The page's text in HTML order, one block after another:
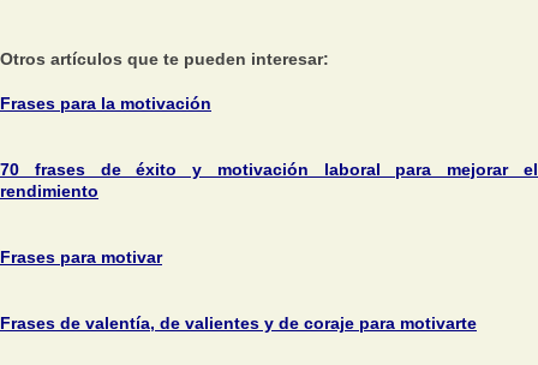
Otros artículos que te pueden interesar:
Frases para la motivación
70 frases de éxito y motivación laboral para mejorar el
rendimiento
Frases para motivar
Frases de valentía, de valientes y de coraje para motivarte